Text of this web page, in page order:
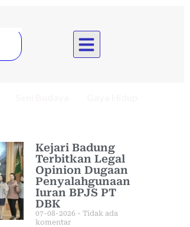
Kejari Badung
Terbitkan Legal
Opinion Dugaan
Penyalahgunaan
Iuran BPJS PT
DBK
07-08-2026
Tidak ada
komentar